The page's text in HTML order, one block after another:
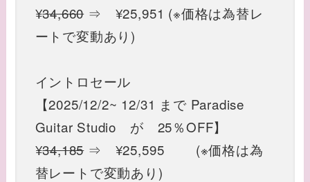
¥34,660⇒ ¥25,951 (※価格は為替レ
ートで変動あり)
イントロセール
【2025/12/2~ 12/31 まで Paradise
Guitar Studio が 25％OFF】
¥34,185⇒ ¥25,595 (※価格は為
替レートで変動あり)